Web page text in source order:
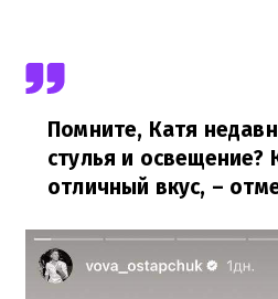
Помните, Катя
стулья и освещение?
отличный вкус, –